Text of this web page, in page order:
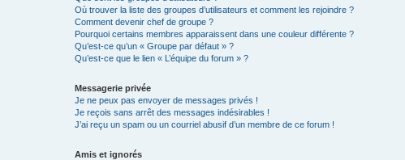
Où trouver la liste des groupes d’utilisateurs et comment les rejoindre ?
Comment devenir chef de groupe ?
Pourquoi certains membres apparaissent dans une couleur différente ?
Qu’est-ce qu’un « Groupe par défaut » ?
Qu’est-ce que le lien « L’équipe du forum » ?
Messagerie privée
Je ne peux pas envoyer de messages privés !
Je reçois sans arrêt des messages indésirables !
J’ai reçu un spam ou un courriel abusif d’un membre de ce forum !
Amis et ignorés